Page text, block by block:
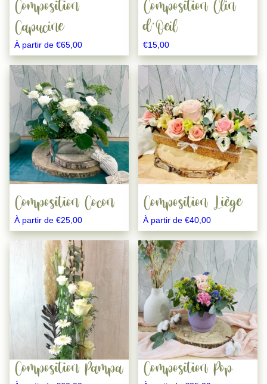
Composition
Capucine
À partir de €65,00
choisies
sur
la
page
du
produit
Composition Clin
d’Oeil
€15,00
Composition Cocon
À partir de €25,00
Ce
produit
plusieurs
variations.
Les
options
peuvent
être
choisies
sur
la
Composition Liège
À partir de €40,00
Ce
produit
plusieurs
variations.
Les
options
peuvent
être
choisies
sur
la
page
du
produit
Composition Pampa
plusieurs
variations.
être
choisies
Composition Pop
Ce
produit
a
plusieurs
variations.
Les
options
peuvent
être
choisies